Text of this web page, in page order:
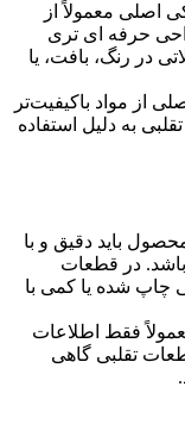
اصلی معمولاً از
حرفه ای تری
در رنگ، بافت، یا
از مواد باکیفیت‌تر
به دلیل استفاده
باید دقیق و با
در قطعات
چاپ شده یا کمی با
فقط اطلاعات
تقلبی گاهی